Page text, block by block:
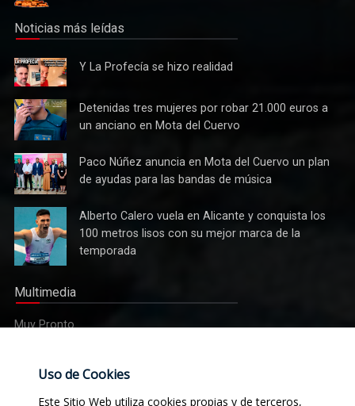
Noticias más leídas
Y La
Profecía
se hizo
realidad
Y La Profecía se hizo realidad
Detenidas
tres
mujeres
por robar
21.000
euros a
anciano
en Mota
del
Cuervo
Detenidas tres mujeres por robar 21.000 euros a
un anciano en Mota del Cuervo
Paco
Núñez
anuncia
en Mota
Cuervo un
plan de
para las
bandas
de
Paco Núñez anuncia en Mota del Cuervo un plan
de ayudas para las bandas de música
Alberto
Calero
vuela en
Alicante y
los 100
lisos con
Alberto Calero vuela en Alicante y conquista los
100 metros lisos con su mejor marca de la
temporada
Multimedia
Muy Pronto
Noticias Actualidad Sucesos Religión
Uso de Cookies
Este Sitio Web utiliza cookies propias y de terceros,